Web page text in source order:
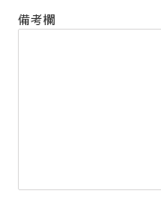
備考欄